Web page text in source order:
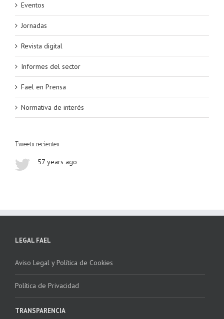
Eventos
Jornadas
Revista digital
Informes del sector
Fael en Prensa
Normativa de interés
Tweets recientes
57 years ago
LEGAL FAEL
Aviso Legal y Política de Cookies
Política de Privacidad
TRANSPARENCIA